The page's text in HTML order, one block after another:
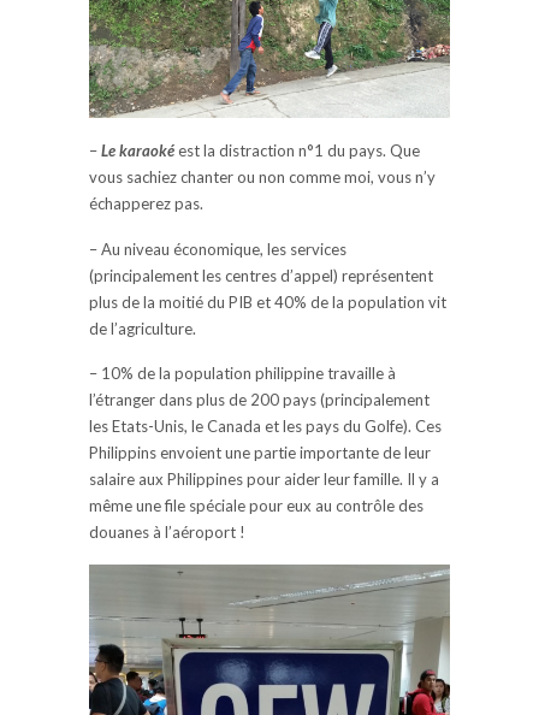
–Le karaokéest la distraction n°1 du pays. Que
vous sachiez chanter ou non comme moi, vous n’y
échapperez pas.
– Au niveau économique, les services
(principalement les centres d’appel) représentent
plus de la moitié du PIB et 40% de la population vit
de l’agriculture.
– 10% de la population philippine travaille à
l’étranger dans plus de 200 pays (principalement
les Etats-Unis, le Canada et les pays du Golfe). Ces
Philippins envoient une partie importante de leur
salaire aux Philippines pour aider leur famille. Il y a
même une file spéciale pour eux au contrôle des
douanes à l’aéroport !